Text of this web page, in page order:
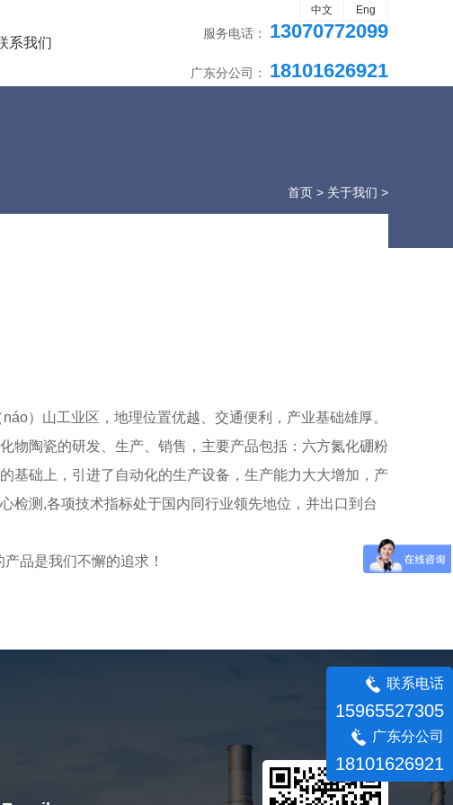
系我们
中文 Eng
服务电话： 13070772099
广东分公司： 18101626921
首页 > 关于我们 >
）山工业区，地理位置优越、交通便利，产业基础雄厚。
物陶瓷的研发、生产、销售，主要产品包括：六方氮化硼粉
基础上，引进了自动化的生产设备，生产能力大大增加，产
检测,各项技术指标处于国内同行业领先地位，并出口到台
品是我们不懈的追求！
联系电话
15965527305
广东分公司
18101626921